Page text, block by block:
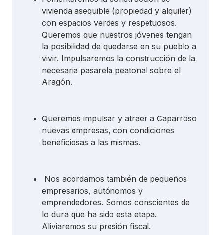
vivienda asequible (propiedad y alquiler)
con espacios verdes y respetuosos.
Queremos que nuestros jóvenes tengan
la posibilidad de quedarse en su pueblo a
vivir. Impulsaremos la construcción de la
necesaria pasarela peatonal sobre el
Aragón.
Queremos impulsar y atraer a Caparroso
nuevas empresas, con condiciones
beneficiosas a las mismas.
Nos acordamos también de pequeños
empresarios, autónomos y
emprendedores. Somos conscientes de
lo dura que ha sido esta etapa.
Aliviaremos su presión fiscal.